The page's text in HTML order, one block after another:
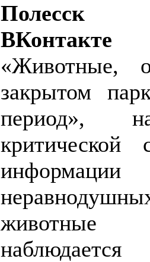
Полесск
ВКонтакте
«Животные,
закрытом
период»,
критической
животные